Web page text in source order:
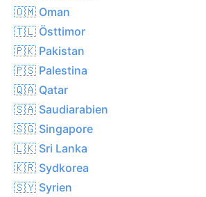
🇴🇲 Oman
🇹🇱 Östtimor
🇵🇰 Pakistan
🇵🇸 Palestina
🇶🇦 Qatar
🇸🇦 Saudiarabien
🇸🇬 Singapore
🇱🇰 Sri Lanka
🇰🇷 Sydkorea
🇸🇾 Syrien